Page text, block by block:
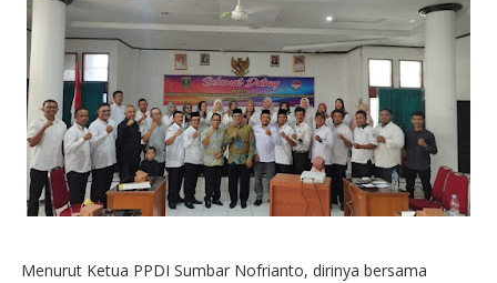
Menurut Ketua PPDI Sumbar Nofrianto, dirinya bersama